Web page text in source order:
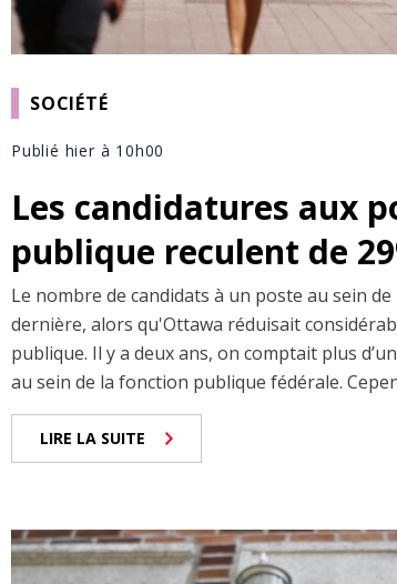
SOCIÉTÉ
Publié hier à 10h00
Les candidatures aux
publique reculent de
Le nombre de candidats à un poste au sein
dernière, alors qu'Ottawa réduisait
publique. Il y a deux ans, on comptait plus
au sein de la fonction publique fédérale.
LIRE LA SUITE